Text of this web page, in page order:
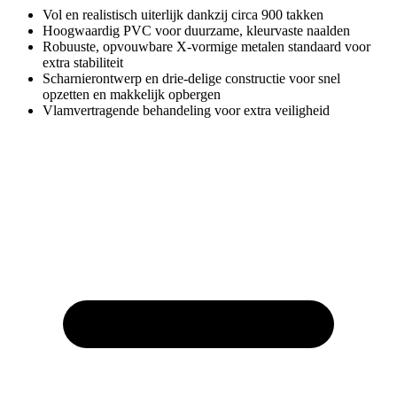
Vol en realistisch uiterlijk dankzij circa 900 takken
Hoogwaardig PVC voor duurzame, kleurvaste naalden
Robuuste, opvouwbare X-vormige metalen standaard voor
extra stabiliteit
Scharnierontwerp en drie-delige constructie voor snel
opzetten en makkelijk opbergen
Vlamvertragende behandeling voor extra veiligheid